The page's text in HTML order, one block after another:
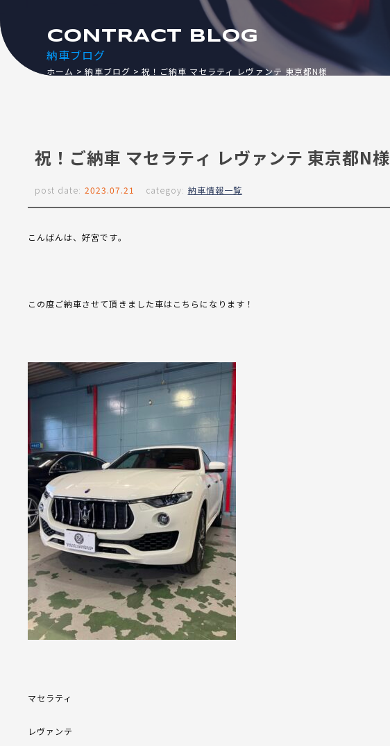
納車ブログ
CONTRACT BLOG
ホーム 納車ブログ 祝！ご納車 マセラティ レヴァンテ 東京都N様
祝！ご納車 マセラティ レヴァンテ 東京都N様
post date: 2023.07.21 categoy: 納車情報一覧
こんばんは、好宮です。
この度ご納車させて頂きました車はこちらになります！
マセラティ
レヴァンテ